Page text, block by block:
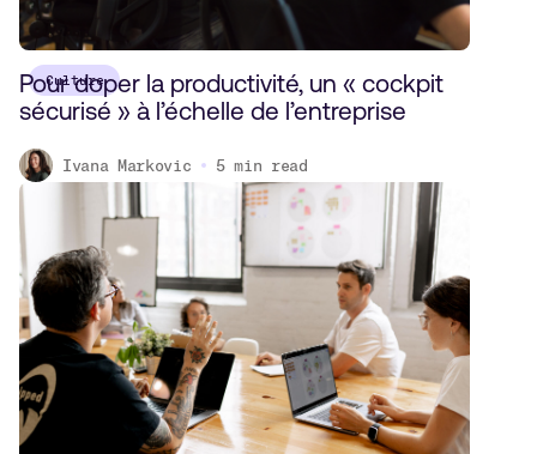
Culture
Pour doper la productivité, un « cockpit
sécurisé » à l’échelle de l’entreprise
Ivana Markovic 5 min read